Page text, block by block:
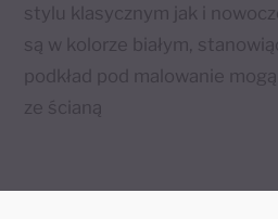
stylu klasycznym jak i
są w kolorze białym,
podkład pod malowanie
ze ścianą